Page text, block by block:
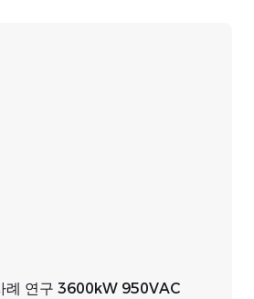
례 연구 3600kW 950VAC